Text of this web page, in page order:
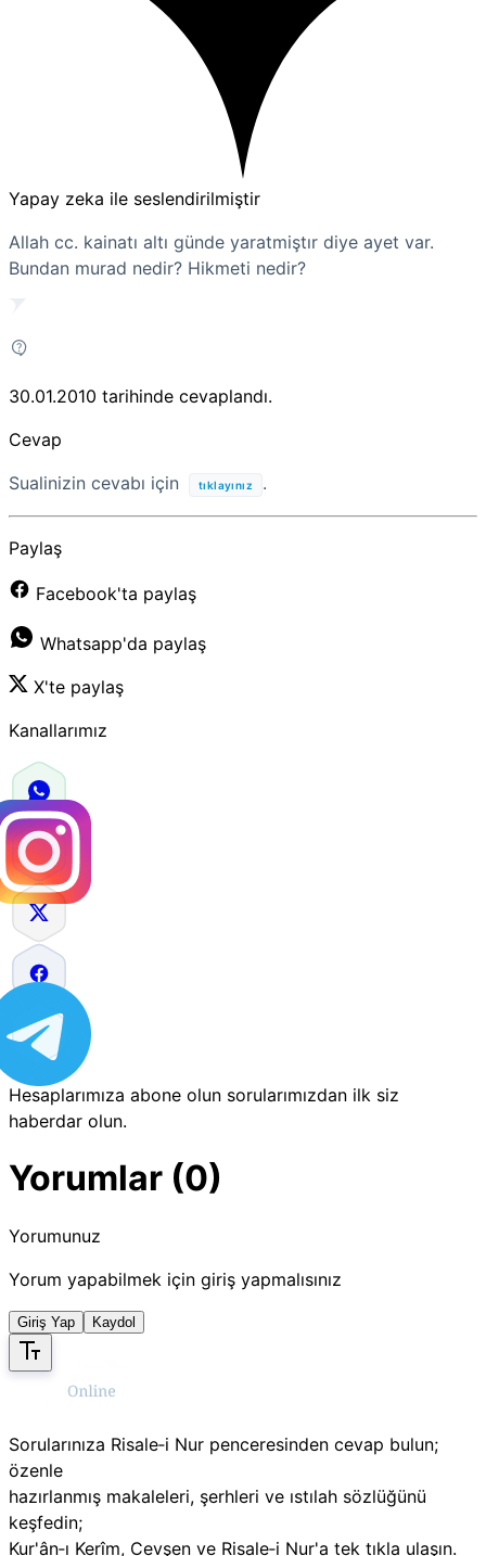
Yapay zeka ile seslendirilmiştir
Allah cc. kainatı altı günde yaratmiştır diye ayet var.
Bundan murad nedir? Hikmeti nedir?
30.01.2010 tarihinde cevaplandı.
Cevap
Sualinizin cevabı için
tıklayınız .
Paylaş
Facebook'ta paylaş
Whatsapp'da paylaş
X'te paylaş
Kanallarımız
Hesaplarımıza abone olun sorularımızdan ilk siz
haberdar olun.
Yorumlar (0)
Yorumunuz
Yorum yapabilmek için giriş yapmalısınız
Giriş Yap Kaydol
Sorularınıza Risale‑i Nur penceresinden cevap bulun;
özenle
hazırlanmış makaleleri, şerhleri ve ıstılah sözlüğünü
keşfedin;
Kur'ân‑ı Kerîm, Cevşen ve Risale‑i Nur'a tek tıkla ulaşın.